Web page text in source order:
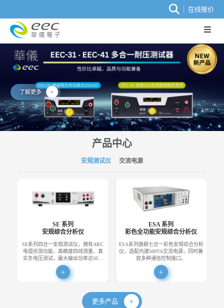
在线报价
了解更多
产品中心
安规测试仪 交流电源
SE 系列
安规综合分析仪
SE系列四合一安规测试仪，拥有ARC
电弧侦测功能、高精度四线测量、真
实负电压测试，最大输出功率达50…
ESA 系列
彩色全功能安规综合分析仪
ESA系列旗舰七合一彩色安规综合分析
仪，选配内建500VA交流电源，同时兼
容多种通信控制接口。
更多产品